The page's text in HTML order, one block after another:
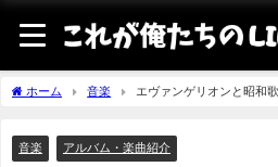
ホーム 音楽
エヴァンゲリオンと昭和
音楽 アルバム・楽曲紹介